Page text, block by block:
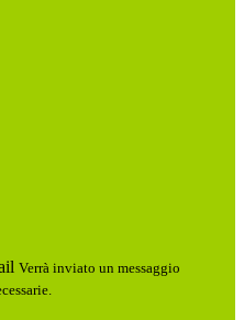
Verrà inviato un messaggio